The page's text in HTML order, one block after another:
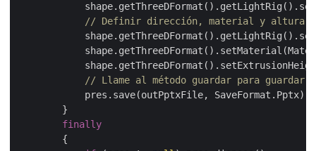
// Definir dirección, material y altura
// Llame al método guardar para
            pres.save(outPptxFile, SaveFormat.Pptx);
        }
finally
        {